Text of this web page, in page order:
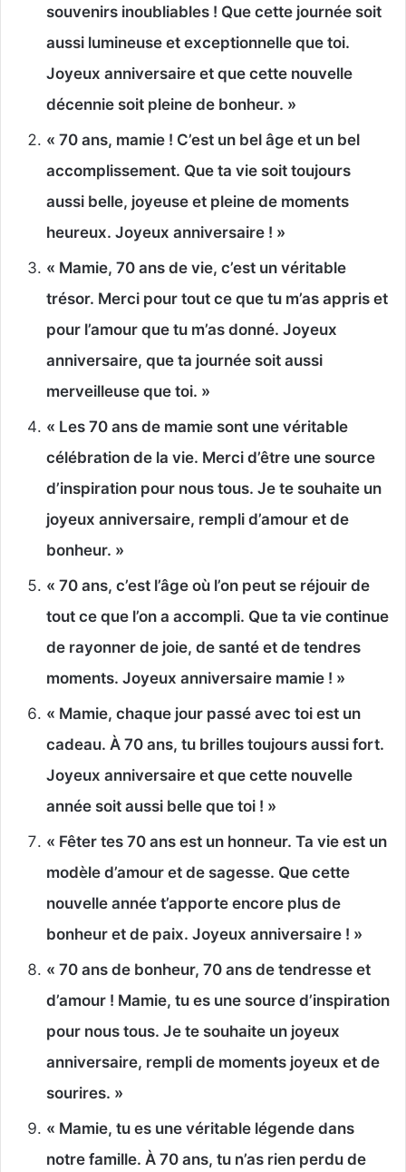
souvenirs inoubliables ! Que cette journée soit
aussi lumineuse et exceptionnelle que toi.
Joyeux anniversaire et que cette nouvelle
décennie soit pleine de bonheur. »
« 70 ans, mamie ! C’est un bel âge et un bel
accomplissement. Que ta vie soit toujours
aussi belle, joyeuse et pleine de moments
heureux. Joyeux anniversaire ! »
« Mamie, 70 ans de vie, c’est un véritable
trésor. Merci pour tout ce que tu m’as appris et
pour l’amour que tu m’as donné. Joyeux
anniversaire, que ta journée soit aussi
merveilleuse que toi. »
« Les 70 ans de mamie sont une véritable
célébration de la vie. Merci d’être une source
d’inspiration pour nous tous. Je te souhaite un
joyeux anniversaire, rempli d’amour et de
bonheur. »
« 70 ans, c’est l’âge où l’on peut se réjouir de
tout ce que l’on a accompli. Que ta vie continue
de rayonner de joie, de santé et de tendres
moments. Joyeux anniversaire mamie ! »
« Mamie, chaque jour passé avec toi est un
cadeau. À 70 ans, tu brilles toujours aussi fort.
Joyeux anniversaire et que cette nouvelle
année soit aussi belle que toi ! »
« Fêter tes 70 ans est un honneur. Ta vie est un
modèle d’amour et de sagesse. Que cette
nouvelle année t’apporte encore plus de
bonheur et de paix. Joyeux anniversaire ! »
« 70 ans de bonheur, 70 ans de tendresse et
d’amour ! Mamie, tu es une source d’inspiration
pour nous tous. Je te souhaite un joyeux
anniversaire, rempli de moments joyeux et de
sourires. »
« Mamie, tu es une véritable légende dans
notre famille. À 70 ans, tu n’as rien perdu de